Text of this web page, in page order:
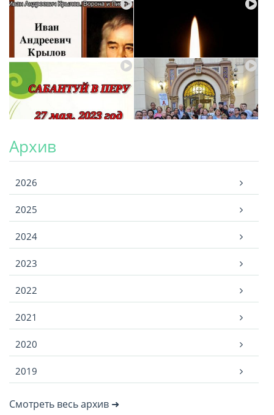
Архив
2026
2025
2024
2023
2022
2021
2020
2019
Смотреть весь архив ➜